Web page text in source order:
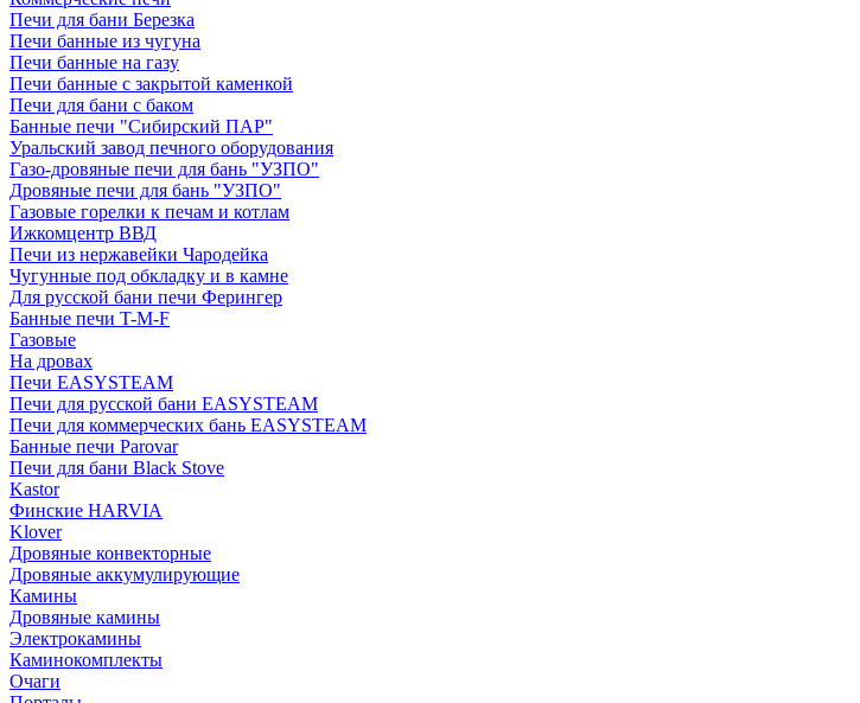
Печи для бани Березка
Печи банные из чугуна
Печи банные на газу
Печи банные с закрытой каменкой
Печи для бани с баком
Банные печи "Сибирский ПАР"
Уральский завод печного оборудования
Газо-дровяные печи для бань "УЗПО"
Дровяные печи для бань "УЗПО"
Газовые горелки к печам и котлам
Ижкомцентр ВВД
Печи из нержавейки Чародейка
Чугунные под обкладку и в камне
Для русской бани печи Ферингер
Банные печи T-M-F
Газовые
На дровах
Печи EASYSTEAM
Печи для русской бани EASYSTEAM
Печи для коммерческих бань EASYSTEAM
Банные печи Parovar
Печи для бани Black Stove
Kastor
Финские HARVIA
Klover
Дровяные конвекторные
Дровяные аккумулирующие
Камины
Дровяные камины
Электрокамины
Каминокомплекты
Очаги